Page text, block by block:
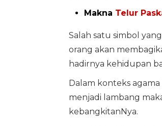
Makna Telur
Salah satu simbol
orang akan
hadirnya kehidupan
Dalam konteks
menjadi lambang
kebangkitanNya.